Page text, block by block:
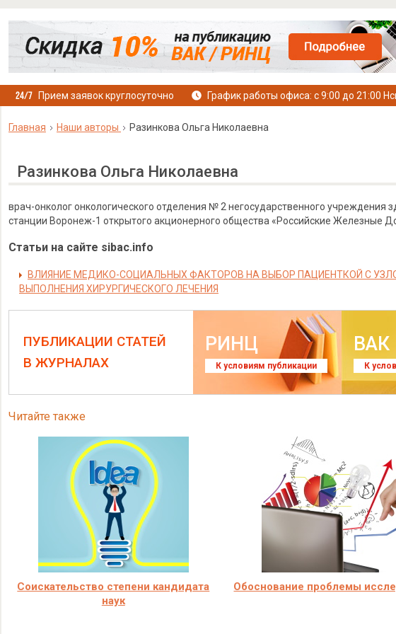
Прием заявок круглосуточно График работы офиса: с 9:00 до 21:00
Главная Наши авторы Разинкова Ольга Николаевна
Разинкова Ольга Николаевна
врач-онколог онкологического отделения № 2 негосударственного
станции Воронеж-1 открытого акционерного общества «Российские Железные
Статьи на сайте sibac.info
ВЛИЯНИЕ МЕДИКО-СОЦИАЛЬНЫХ ФАКТОРОВ НА ВЫБОР ПАЦИЕНТКОЙ С
ВЫПОЛНЕНИЯ ХИРУРГИЧЕСКОГО ЛЕЧЕНИЯ
ПУБЛИКАЦИИ СТАТЕЙ
В ЖУРНАЛАХ
РИНЦ
К условиям публикации
ВАК
К
Читайте также
Соискательство степени кандидата
наук
Обоснование проблемы